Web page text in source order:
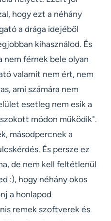
hogy ezt a néhány
a drága idejéből
kihasználod. És
nem férnek bele olyan
valamit nem ért, nem
ami számára nem
esetleg nem esik a
módon működik".
másodpercnek a
És persze ez
de nem kell feltétlenül
:), hogy néhány okos
a honlapod
remek szoftverek és